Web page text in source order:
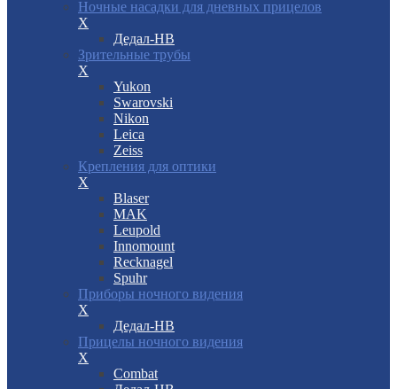
Ночные насадки для дневных прицелов
X
Дедал-НВ
Зрительные трубы
X
Yukon
Swarovski
Nikon
Leica
Zeiss
Крепления для оптики
X
Blaser
MAK
Leupold
Innomount
Recknagel
Spuhr
Приборы ночного видения
X
Дедал-НВ
Прицелы ночного видения
X
Combat